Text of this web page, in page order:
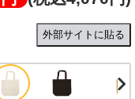
外部サイトに貼る